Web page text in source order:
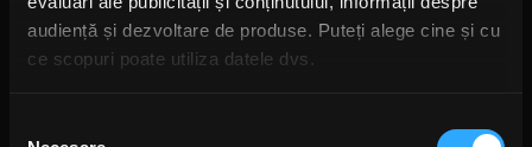
audiență și dezvoltare de produse. Puteți alege cine și cu
ce scopuri poate utiliza datele dvs.
TILL LINDEMANN